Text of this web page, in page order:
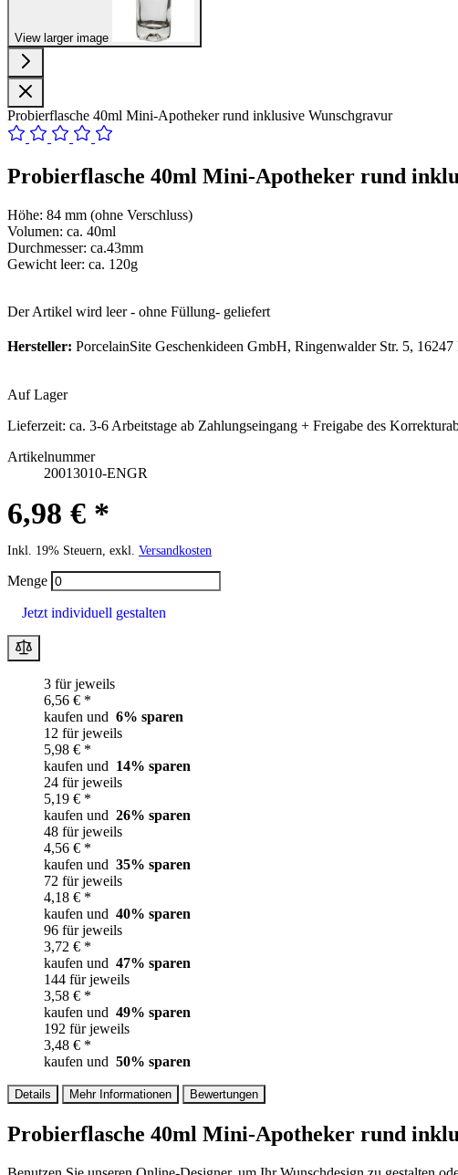
View larger image
Probierflasche 40ml Mini-Apotheker rund inklusive Wunschgravur
Probierflasche 40ml Mini-Apotheker rund
Höhe: 84 mm (ohne Verschluss)
Volumen: ca. 40ml
Durchmesser: ca.43mm
Gewicht leer: ca. 120g
Der Artikel wird leer - ohne Füllung- geliefert
Hersteller: PorcelainSite Geschenkideen GmbH, Ringenwalder Str. 5,
Auf Lager
Lieferzeit: ca. 3-6 Arbeitstage ab Zahlungseingang + Freigabe des
Artikelnummer
20013010-ENGR
6,98 € *
Inkl. 19% Steuern, exkl. Versandkosten
Menge
Jetzt individuell gestalten
3 für jeweils
6,56 € *
kaufen und 6% sparen
12 für jeweils
5,98 € *
kaufen und 14% sparen
24 für jeweils
5,19 € *
kaufen und 26% sparen
48 für jeweils
4,56 € *
kaufen und 35% sparen
72 für jeweils
4,18 € *
kaufen und 40% sparen
96 für jeweils
3,72 € *
kaufen und 47% sparen
144 für jeweils
3,58 € *
kaufen und 49% sparen
192 für jeweils
3,48 € *
kaufen und 50% sparen
Details Mehr Informationen Bewertungen
Probierflasche 40ml Mini-Apotheker rund